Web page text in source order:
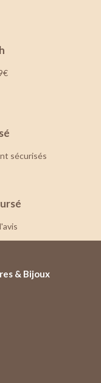
sécurisés
& Bijoux